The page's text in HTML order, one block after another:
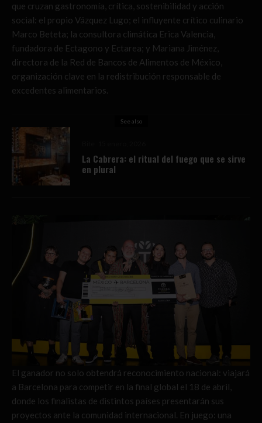
que cruzan gastronomía, crítica, sostenibilidad y acción
social: el propio Vázquez Lugo; el influyente crítico culinario
Marco Beteta; la consultora climática Erica Valencia,
fundadora de Ectagono y Ectarea; y Mariana Jiménez,
directora de la Red de Bancos de Alimentos de México,
organización clave en la redistribución responsable de
excedentes alimentarios.
See also
La Cabrera: el ritual del fuego que se sirve
en plural
El ganador no solo obtendrá reconocimiento nacional: viajará
a Barcelona para competir en la final global el 18 de abril,
donde los finalistas de distintos países presentarán sus
proyectos ante la comunidad internacional. En juego: una